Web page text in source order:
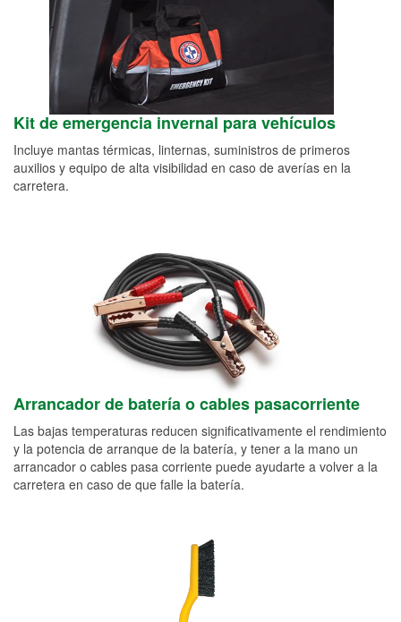
Kit de emergencia invernal para vehículos
Incluye mantas térmicas, linternas, suministros de primeros
auxilios y equipo de alta visibilidad en caso de averías en la
carretera.
Arrancador de batería o cables pasacorriente
Las bajas temperaturas reducen significativamente el rendimiento
y la potencia de arranque de la batería, y tener a la mano un
arrancador o cables pasa corriente puede ayudarte a volver a la
carretera en caso de que falle la batería.